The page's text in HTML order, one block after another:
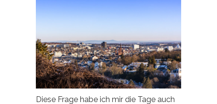
Diese Frage habe ich mir die Tage auch